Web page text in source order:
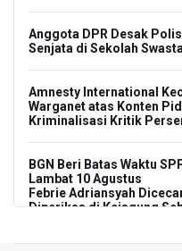
Anggota DPR Desak
Senjata di Sekolah
Amnesty International
Warganet atas Konten
Kriminalisasi Kritik
BGN Beri Batas Waktu
Lambat 10 Agustus
Febrie Adriansyah
Diperiksa di Kejagung